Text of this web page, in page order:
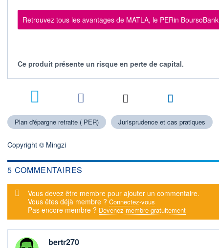
Retrouvez tous les avantages de MATLA, le PERin BoursoBank
Ce produit présente un risque en perte de capital.
Plan d'épargne retraite ( PER) Jurisprudence et cas pratiques
Copyright © Mingzi
5 COMMENTAIRES
Message d'alerte
Vous devez être membre pour ajouter un commentaire.
Vous êtes déjà membre ? Connectez-vous
Pas encore membre ? Devenez membre gratuitement
bertr270